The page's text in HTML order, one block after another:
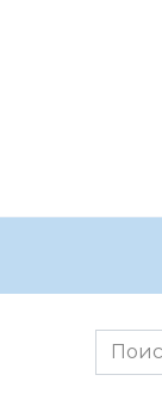
Search
for: